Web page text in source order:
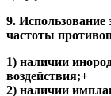
9. Использование
частоты
1) наличии
воздействия;+
2) наличии